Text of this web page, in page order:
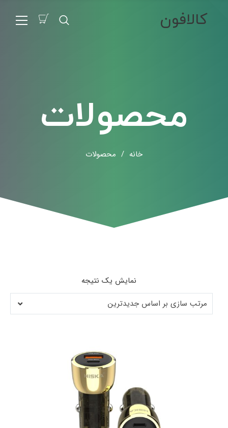
کالافون
محصولات
خانه / محصولات
نمایش یک نتیجه
مرتب سازی بر اساس جدیدترین